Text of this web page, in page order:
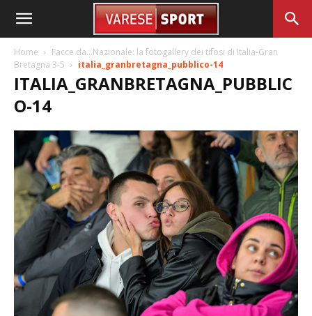
Home
Facce da…Nazionale: la fotogallery dei tifosi di Italia-Gran
Bretagna 3-5
italia_granbretagna_pubblico-14
ITALIA_GRANBRETAGNA_PUBBLIC
O-14